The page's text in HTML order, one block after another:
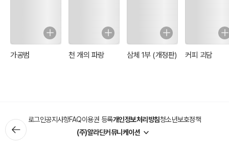
가공범 천 개의 파랑 삼체 1부 (개정판) 커피 괴담
로그인공지사항FAQ이용권 등록개인정보처리방침청소년보호정책
(주)알라딘커뮤니케이션